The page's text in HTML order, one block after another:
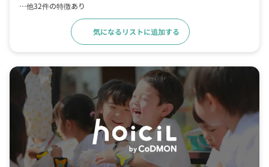
…他32件の特徴あり
気になるリストに追加する